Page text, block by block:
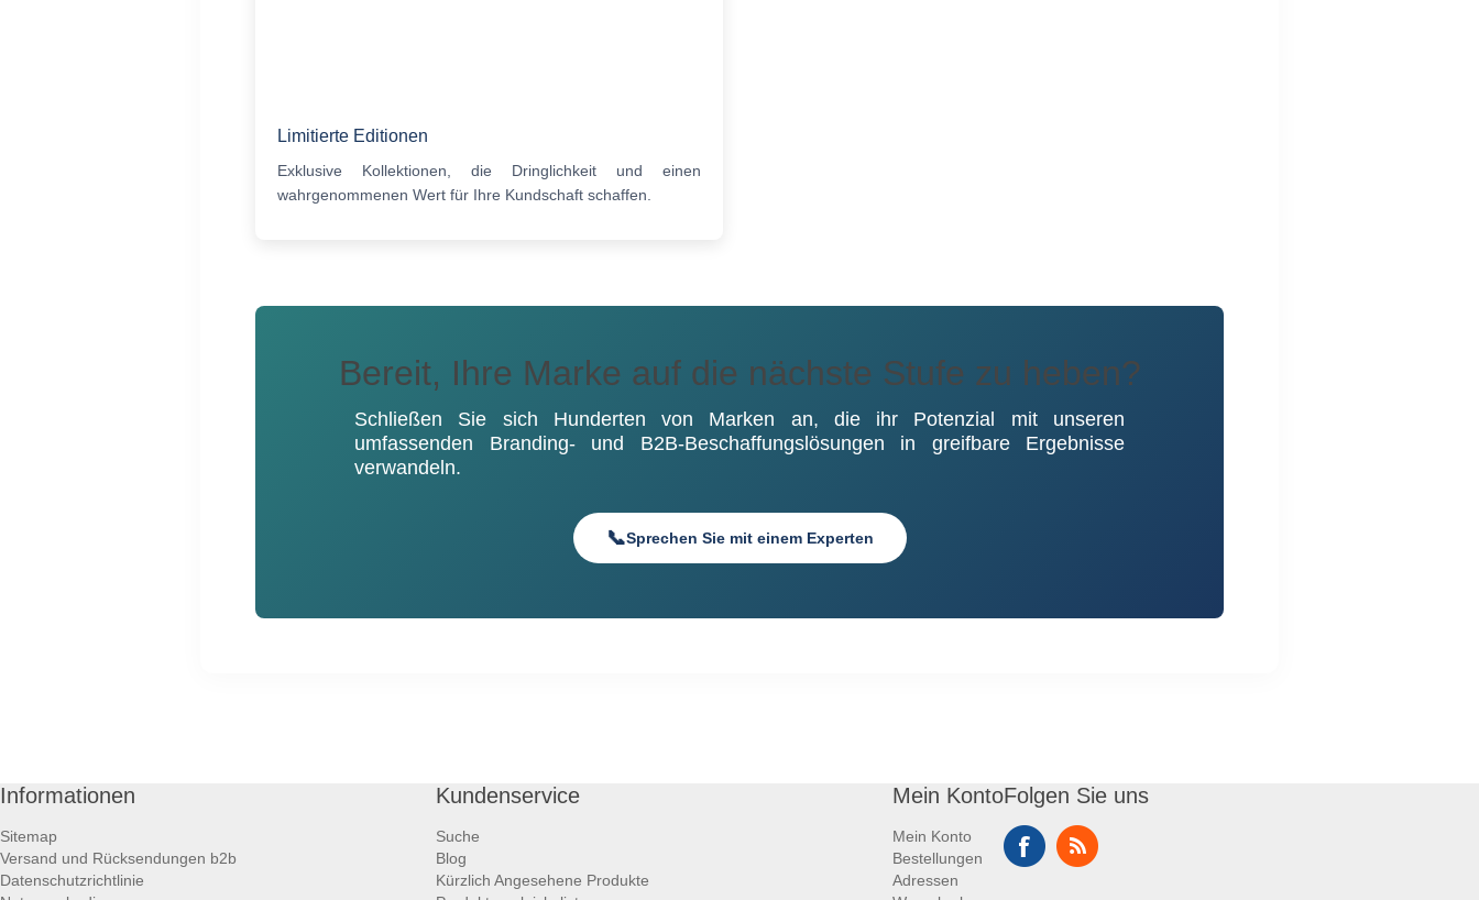
Limitierte Editionen
Exklusive Kollektionen, die Dringlichkeit und einen
wahrgenommenen Wert für Ihre Kundschaft schaffen.
Bereit, Ihre Marke auf die nächste Stufe zu heben?
Schließen Sie sich Hunderten von Marken an, die ihr Potenzial mit unseren
umfassenden Branding- und B2B-Beschaffungslösungen in greifbare Ergebnisse
verwandeln.
📞Sprechen Sie mit einem Experten
Informationen
Sitemap
Versand und Rücksendungen b2b
Datenschutzrichtlinie
Kundenservice
Suche
Blog
Kürzlich Angesehene Produkte
Mein Konto
Mein Konto
Bestellungen
Adressen
Folgen Sie uns